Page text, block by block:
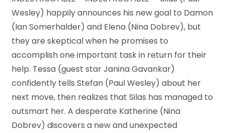
Wesley) happily announces his new goal to Damon
(Ian Somerhalder) and Elena (Nina Dobrev), but
they are skeptical when he promises to
accomplish one important task in return for their
help. Tessa (guest star Janina Gavankar)
confidently tells Stefan (Paul Wesley) about her
next move, then realizes that Silas has managed to
outsmart her. A desperate Katherine (Nina
Dobrev) discovers a new and unexpected